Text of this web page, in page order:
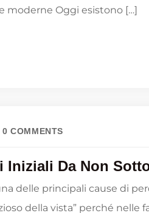
moderne Oggi esistono […]
0 COMMENTS
Iniziali Da Non
delle principali cause di
della vista” perché nelle